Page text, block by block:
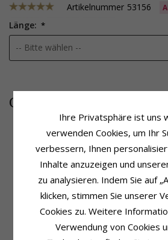
Artikelnummer 53156
Länge:
CHANTI Preis
Kettentyp:Gewundenes Armband
Metall:Vergoldetem Sterlingsilber
Oberfläche: Strukturierter
Breite:
Lieferzeit:
KUNDEN
Ihre Privatsphäre ist uns
verwenden Cookies, um Ihr
verbessern, Ihnen
Inhalte anzuzeigen und
zu analysieren. Indem Sie auf
klicken, stimmen Sie unserer
Cookies zu. Weitere
Verwendung von Cookies